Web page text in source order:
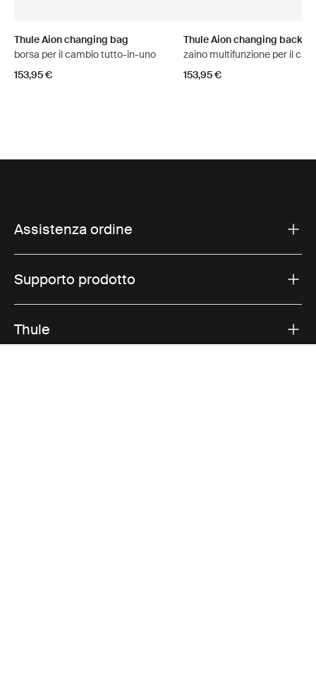
Thule Aion changing bag
borsa per il cambio tutto-in-uno
153,95 €
Thule Aion changing
zaino multifunzione per il
153,95 €
Assistenza ordine
Supporto prodotto
Thule